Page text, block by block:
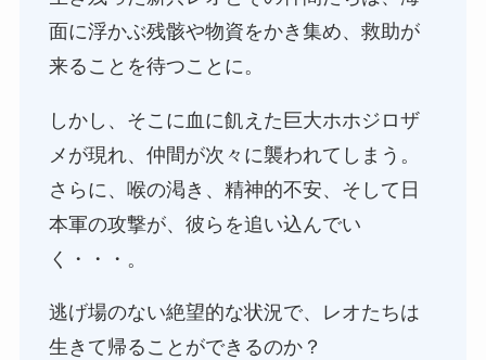
面に浮かぶ残骸や物資をかき集め、救助が
来ることを待つことに。
しかし、そこに血に飢えた巨大ホホジロザ
メが現れ、仲間が次々に襲われてしまう。
さらに、喉の渇き、精神的不安、そして日
本軍の攻撃が、彼らを追い込んでい
く・・・。
逃げ場のない絶望的な状況で、レオたちは
生きて帰ることができるのか？